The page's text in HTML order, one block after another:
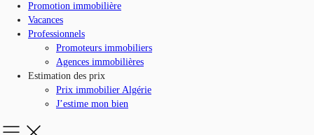
Promotion immobilière
Vacances
Professionnels
Promoteurs immobiliers
Agences immobilières
Estimation des prix
Prix immobilier Algérie
J’estime mon bien